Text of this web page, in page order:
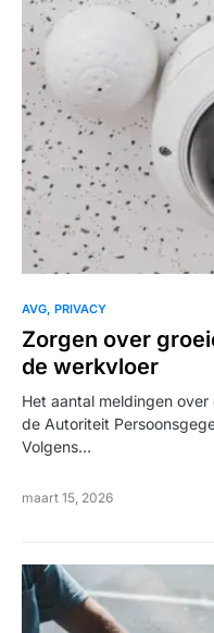
AVG PRIVACY
Zorgen over
de werkvloer
Het aantal meldingen
de Autoriteit
Volgens…
maart 15, 2026